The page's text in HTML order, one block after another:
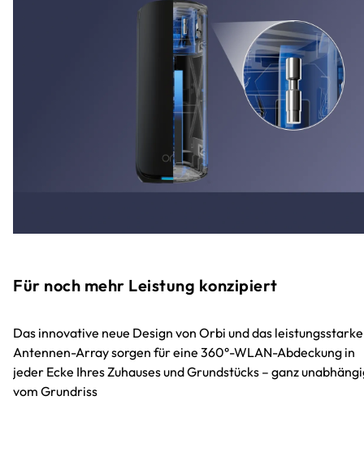
Für noch mehr Leistung konzipiert
Das innovative neue Design von Orbi und das leistungsstarke
Antennen-Array sorgen für eine 360°-WLAN-Abdeckung in
jeder Ecke Ihres Zuhauses und Grundstücks – ganz
vom Grundriss